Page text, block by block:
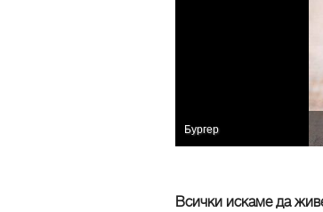
Бургер
Всички искаме да